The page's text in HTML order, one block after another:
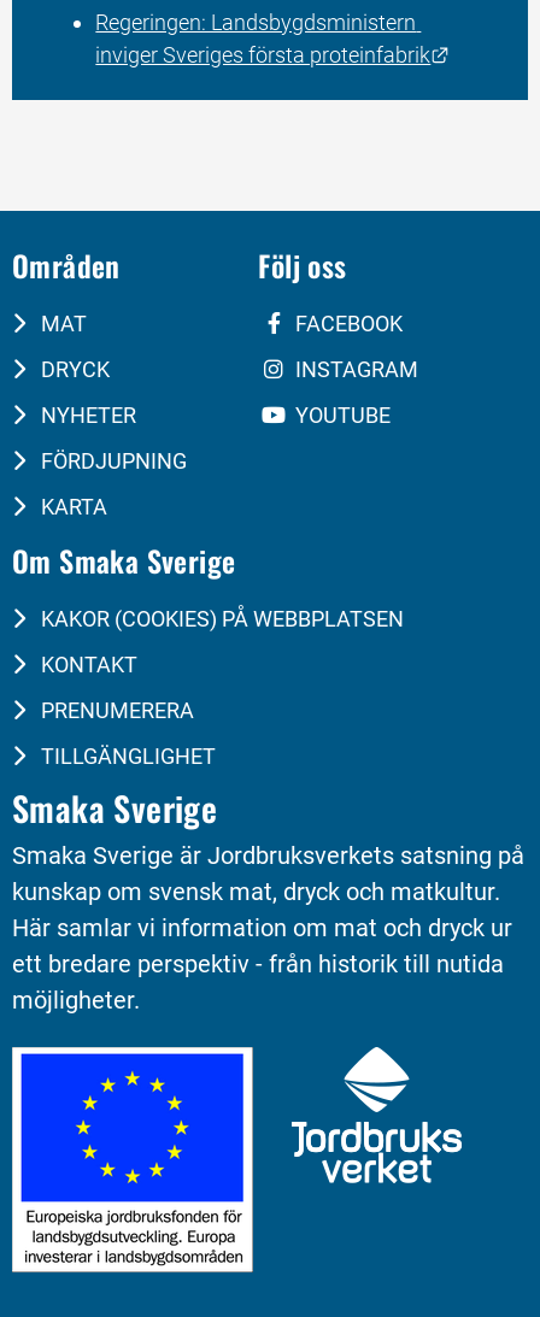
Regeringen: Landsbygdsministern
inviger Sveriges första proteinfabrik
Områden
MAT
DRYCK
NYHETER
FÖRDJUPNING
KARTA
Följ oss
FACEBOOK
INSTAGRAM
YOUTUBE
Om Smaka Sverige
KAKOR (COOKIES) PÅ WEBBPLATSEN
KONTAKT
PRENUMERERA
TILLGÄNGLIGHET
Smaka Sverige
Smaka Sverige är Jordbruksverkets satsning på
kunskap om svensk mat, dryck och matkultur.
Här samlar vi information om mat och dryck ur
ett bredare perspektiv - från historik till nutida
möjligheter.